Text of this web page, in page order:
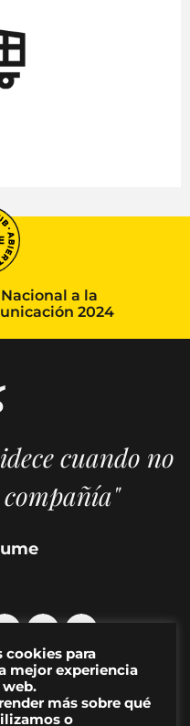
a la
2024
cuando no
cookies para
mejor experiencia
web.
más sobre qué
o